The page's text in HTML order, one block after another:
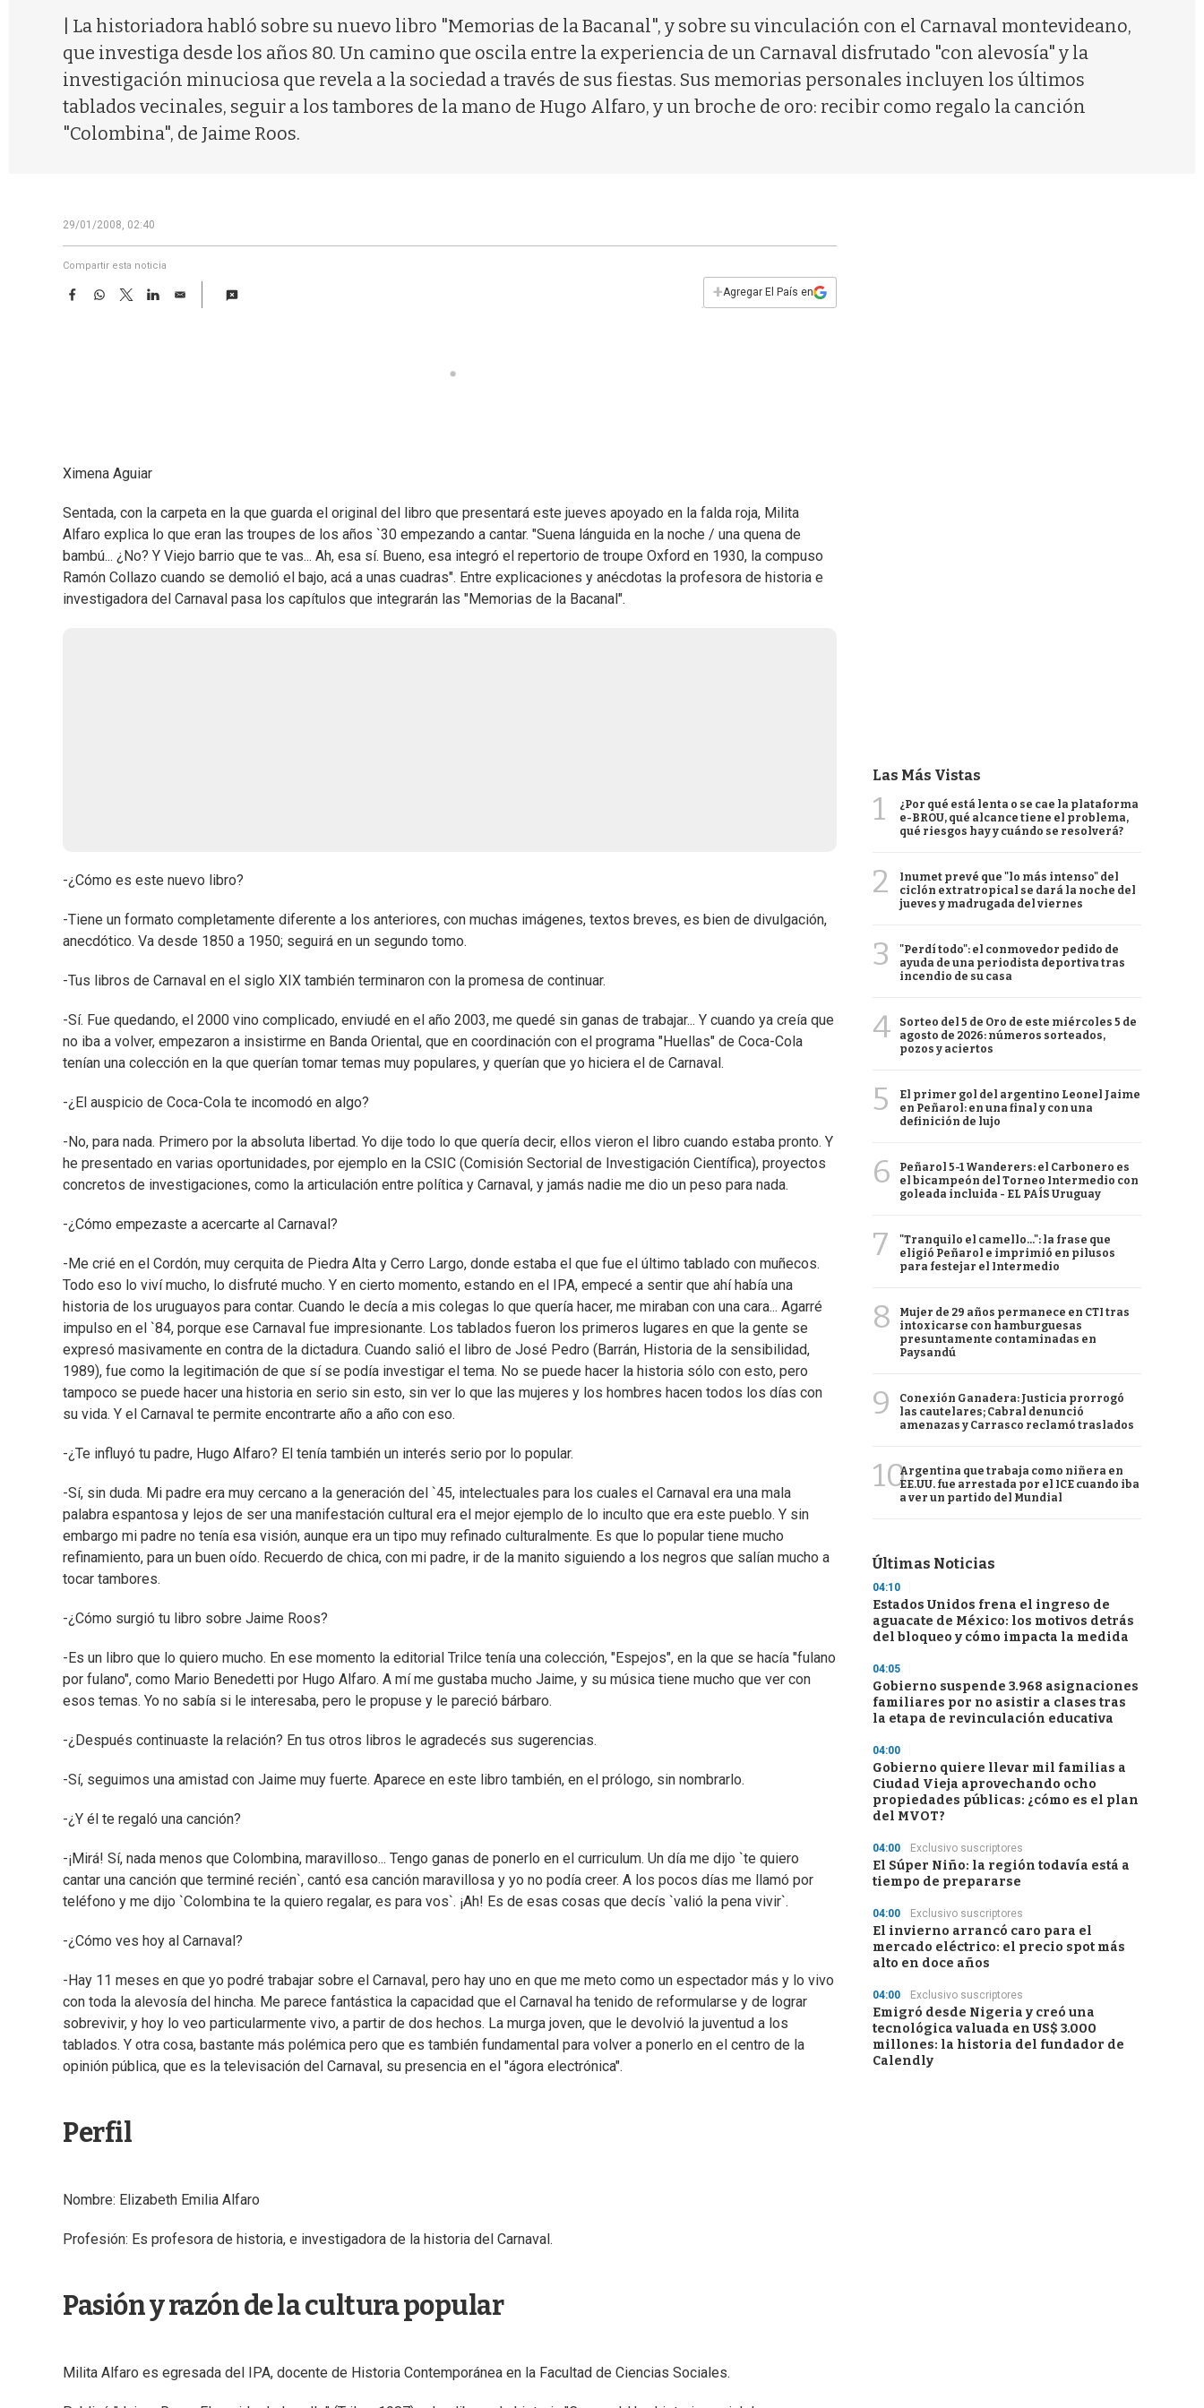
| La historiadora habló sobre su nuevo libro "Memorias de la Bacanal", y sobre su vinculación con el Carnaval montevideano,
que investiga desde los años 80. Un camino que oscila entre la experiencia de un Carnaval disfrutado "con alevosía" y la
investigación minuciosa que revela a la sociedad a través de sus fiestas. Sus memorias personales incluyen los últimos
tablados vecinales, seguir a los tambores de la mano de Hugo Alfaro, y un broche de oro: recibir como regalo la canción
"Colombina", de Jaime Roos.
29/01/2008, 02:40
Compartir esta noticia
F
W
T
w
L
E
+Agregar El País en
Ximena Aguiar
Sentada, con la carpeta en la que guarda el original del libro que presentará este jueves apoyado en la falda roja, Milita
Alfaro explica lo que eran las troupes de los años `30 empezando a cantar. "Suena lánguida en la noche / una quena de
bambú... ¿No? Y Viejo barrio que te vas... Ah, esa sí. Bueno, esa integró el repertorio de troupe Oxford en 1930, la compuso
Ramón Collazo cuando se demolió el bajo, acá a unas cuadras". Entre explicaciones y anécdotas la profesora de historia e
investigadora del Carnaval pasa los capítulos que integrarán las "Memorias de la Bacanal".
-¿Cómo es este nuevo libro?
-Tiene un formato completamente diferente a los anteriores, con muchas imágenes, textos breves, es bien de divulgación,
anecdótico. Va desde 1850 a 1950; seguirá en un segundo tomo.
-Tus libros de Carnaval en el siglo XIX también terminaron con la promesa de continuar.
-Sí. Fue quedando, el 2000 vino complicado, enviudé en el año 2003, me quedé sin ganas de trabajar... Y cuando ya creía que
no iba a volver, empezaron a insistirme en Banda Oriental, que en coordinación con el programa "Huellas" de Coca-Cola
tenían una colección en la que querían tomar temas muy populares, y querían que yo hiciera el de Carnaval.
-¿El auspicio de Coca-Cola te incomodó en algo?
-No, para nada. Primero por la absoluta libertad. Yo dije todo lo que quería decir, ellos vieron el libro cuando estaba pronto. Y
he presentado en varias oportunidades, por ejemplo en la CSIC (Comisión Sectorial de Investigación Científica), proyectos
concretos de investigaciones, como la articulación entre política y Carnaval, y jamás nadie me dio un peso para nada.
-¿Cómo empezaste a acercarte al Carnaval?
-Me crié en el Cordón, muy cerquita de Piedra Alta y Cerro Largo, donde estaba el que fue el último tablado con muñecos.
Todo eso lo viví mucho, lo disfruté mucho. Y en cierto momento, estando en el IPA, empecé a sentir que ahí había una
historia de los uruguayos para contar. Cuando le decía a mis colegas lo que quería hacer, me miraban con una cara... Agarré
impulso en el `84, porque ese Carnaval fue impresionante. Los tablados fueron los primeros lugares en que la gente se
expresó masivamente en contra de la dictadura. Cuando salió el libro de José Pedro (Barrán, Historia de la sensibilidad,
1989), fue como la legitimación de que sí se podía investigar el tema. No se puede hacer la historia sólo con esto, pero
tampoco se puede hacer una historia en serio sin esto, sin ver lo que las mujeres y los hombres hacen todos los días con
su vida. Y el Carnaval te permite encontrarte año a año con eso.
-¿Te influyó tu padre, Hugo Alfaro? El tenía también un interés serio por lo popular.
-Sí, sin duda. Mi padre era muy cercano a la generación del `45, intelectuales para los cuales el Carnaval era una mala
palabra espantosa y lejos de ser una manifestación cultural era el mejor ejemplo de lo inculto que era este pueblo. Y sin
embargo mi padre no tenía esa visión, aunque era un tipo muy refinado culturalmente. Es que lo popular tiene mucho
refinamiento, para un buen oído. Recuerdo de chica, con mi padre, ir de la manito siguiendo a los negros que salían mucho a
tocar tambores.
-¿Cómo surgió tu libro sobre Jaime Roos?
-Es un libro que lo quiero mucho. En ese momento la editorial Trilce tenía una colección, "Espejos", en la que se hacía "fulano
por fulano", como Mario Benedetti por Hugo Alfaro. A mí me gustaba mucho Jaime, y su música tiene mucho que ver con
esos temas. Yo no sabía si le interesaba, pero le propuse y le pareció bárbaro.
-¿Después continuaste la relación? En tus otros libros le agradecés sus sugerencias.
-Sí, seguimos una amistad con Jaime muy fuerte. Aparece en este libro también, en el prólogo, sin nombrarlo.
-¿Y él te regaló una canción?
-¡Mirá! Sí, nada menos que Colombina, maravilloso... Tengo ganas de ponerlo en el curriculum. Un día me dijo `te quiero
cantar una canción que terminé recién`, cantó esa canción maravillosa y yo no podía creer. A los pocos días me llamó por
teléfono y me dijo `Colombina te la quiero regalar, es para vos`. ¡Ah! Es de esas cosas que decís `valió la pena vivir`.
-¿Cómo ves hoy al Carnaval?
-Hay 11 meses en que yo podré trabajar sobre el Carnaval, pero hay uno en que me meto como un espectador más y lo vivo
con toda la alevosía del hincha. Me parece fantástica la capacidad que el Carnaval ha tenido de reformularse y de lograr
sobrevivir, y hoy lo veo particularmente vivo, a partir de dos hechos. La murga joven, que le devolvió la juventud a los
tablados. Y otra cosa, bastante más polémica pero que es también fundamental para volver a ponerlo en el centro de la
opinión pública, que es la televisación del Carnaval, su presencia en el "ágora electrónica".
Perfil
Nombre: Elizabeth Emilia Alfaro
Profesión: Es profesora de historia, e investigadora de la historia del Carnaval.
Pasión y razón de la cultura popular
Milita Alfaro es egresada del IPA, docente de Historia Contemporánea en la Facultad de Ciencias Sociales.
Las Más Vistas
1
¿Por qué está lenta o se cae la plataforma
e-BROU, qué alcance tiene el problema,
qué riesgos hay y cuándo se resolverá?
2
Inumet prevé que "lo más intenso" del
ciclón extratropical se dará la noche del
jueves y madrugada del viernes
3
"Perdí todo": el conmovedor pedido de
ayuda de una periodista deportiva tras
incendio de su casa
4
Sorteo del 5 de Oro de este miércoles 5 de
agosto de 2026: números sorteados,
pozos y aciertos
5
El primer gol del argentino Leonel Jaime
en Peñarol: en una final y con una
definición de lujo
6
Peñarol 5-1 Wanderers: el Carbonero es
el bicampeón del Torneo Intermedio con
goleada incluida - EL PAÍS Uruguay
7
"Tranquilo el camello...": la frase que
eligió Peñarol e imprimió en pilusos
para festejar el Intermedio
8
Mujer de 29 años permanece en CTI tras
intoxicarse con hamburguesas
presuntamente contaminadas en
Paysandú
9
Conexión Ganadera: Justicia prorrogó
las cautelares; Cabral denunció
amenazas y Carrasco reclamó traslados
10Argentina que trabaja como niñera en
EE.UU. fue arrestada por el ICE cuando iba
a ver un partido del Mundial
Últimas Noticias
04:10
Estados Unidos frena el ingreso de
aguacate de México: los motivos detrás
del bloqueo y cómo impacta la medida
04:05
Gobierno suspende 3.968 asignaciones
familiares por no asistir a clases tras
la etapa de revinculación educativa
04:00
Gobierno quiere llevar mil familias a
Ciudad Vieja aprovechando ocho
propiedades públicas: ¿cómo es el plan
del MVOT?
04:00 Exclusivo suscriptores
El Súper Niño: la región todavía está a
tiempo de prepararse
04:00 Exclusivo suscriptores
El invierno arrancó caro para el
mercado eléctrico: el precio spot más
alto en doce años
04:00 Exclusivo suscriptores
Emigró desde Nigeria y creó una
tecnológica valuada en US$ 3.000
millones: la historia del fundador de
Calendly